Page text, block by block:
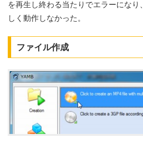
を再生し終わる当たりでエラーになり
しく動作しなかった。
ファイル作成